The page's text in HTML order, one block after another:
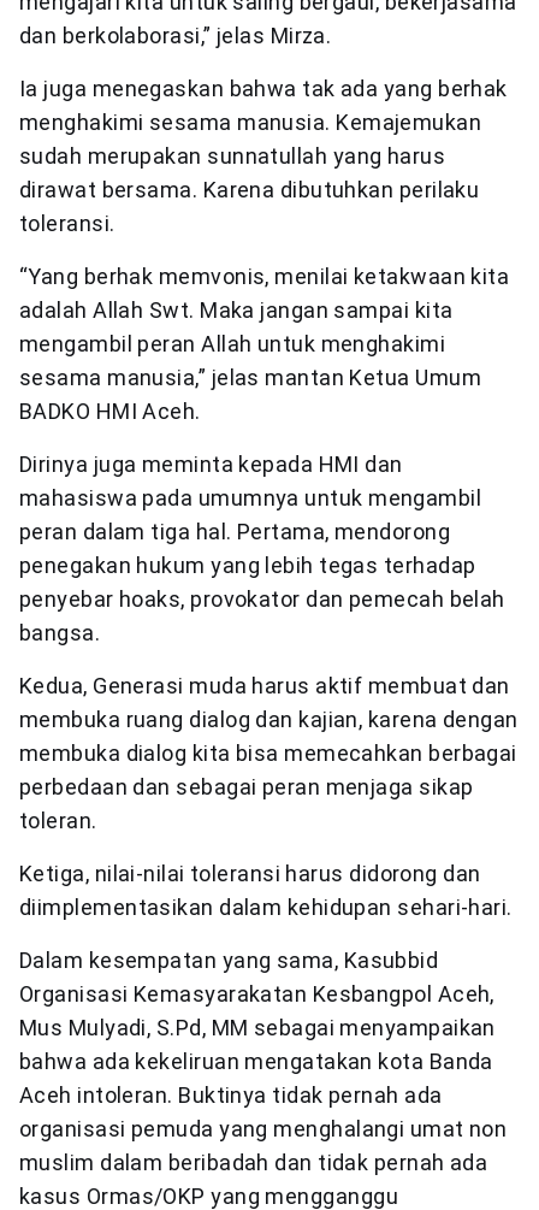
dan berkolaborasi,” jelas Mirza.
Ia juga menegaskan bahwa tak ada yang berhak
menghakimi sesama manusia. Kemajemukan
sudah merupakan sunnatullah yang harus
dirawat bersama. Karena dibutuhkan perilaku
toleransi.
“Yang berhak memvonis, menilai ketakwaan kita
adalah Allah Swt. Maka jangan sampai kita
mengambil peran Allah untuk menghakimi
sesama manusia,” jelas mantan Ketua Umum
BADKO HMI Aceh.
Dirinya juga meminta kepada HMI dan
mahasiswa pada umumnya untuk mengambil
peran dalam tiga hal. Pertama, mendorong
penegakan hukum yang lebih tegas terhadap
penyebar hoaks, provokator dan pemecah belah
bangsa.
Kedua, Generasi muda harus aktif membuat dan
membuka ruang dialog dan kajian, karena dengan
membuka dialog kita bisa memecahkan berbagai
perbedaan dan sebagai peran menjaga sikap
toleran.
Ketiga, nilai-nilai toleransi harus didorong dan
diimplementasikan dalam kehidupan sehari-hari.
Dalam kesempatan yang sama, Kasubbid
Organisasi Kemasyarakatan Kesbangpol Aceh,
Mus Mulyadi, S.Pd, MM sebagai menyampaikan
bahwa ada kekeliruan mengatakan kota Banda
Aceh intoleran. Buktinya tidak pernah ada
organisasi pemuda yang menghalangi umat non
muslim dalam beribadah dan tidak pernah ada
kasus Ormas/OKP yang mengganggu